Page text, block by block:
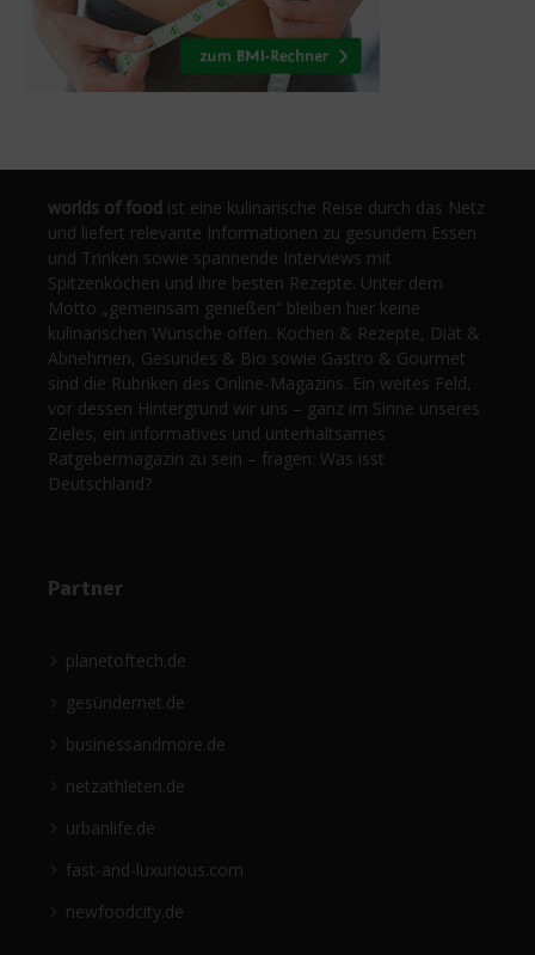
worlds of food ist eine kulinarische Reise durch das Netz
und liefert relevante Informationen zu gesundem Essen
und Trinken sowie spannende Interviews mit
Spitzenköchen und ihre besten Rezepte. Unter dem
Motto „gemeinsam genießen“ bleiben hier keine
kulinarischen Wünsche offen. Kochen & Rezepte, Diät &
Abnehmen, Gesundes & Bio sowie Gastro & Gourmet
sind die Rubriken des Online-Magazins. Ein weites Feld,
vor dessen Hintergrund wir uns – ganz im Sinne unseres
Zieles, ein informatives und unterhaltsames
Ratgebermagazin zu sein – fragen: Was isst
Deutschland?
Partner
planetoftech.de
gesündernet.de
businessandmore.de
netzathleten.de
urbanlife.de
fast-and-luxurious.com
newfoodcity.de